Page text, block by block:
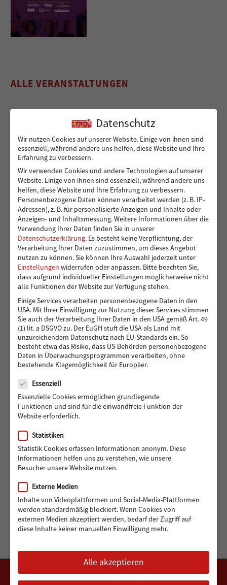
ALLE VERANSTALTUNGEN
Sicher von A nach B für Peshmarga und Shvan
Ein sicherer Ort für Kinder, die viel zu früh
Verantwortung übernehmen – 14.000 Euro für die
Kindergruppen der Vereinigung Pestalozzi
Toben und Spielen: Bewegungsraum für die Kita
Eddelbüttelstraße in Harburg
Vier Reifen für eine bessere Zukunft: Ein neues Auto
für Muhsin und seine Familie
488 Euro gedreht für den guten Zweck: Radisson Blu
Hotel Hamburg unterstützt Hörer helfen Kindern
ARCHIV
Archiv
Monat auswählen
Datenschutz
Wir nutzen Cookies auf unserer Website. Einige von ihnen sind
essenziell, während andere uns helfen, diese Website und Ihre
Erfahrung zu verbessern.
Wir verwenden Cookies und andere Technologien auf unserer
Website. Einige von ihnen sind essenziell, während andere uns
helfen, diese Website und Ihre Erfahrung zu verbessern.
Personenbezogene Daten können verarbeitet werden (z. B. IP-
Adressen), z. B. für personalisierte Anzeigen und Inhalte oder
Anzeigen- und Inhaltsmessung.Weitere Informationen über die
Verwendung Ihrer Daten finden Sie in unserer
Datenschutzerklärung. Es besteht keine Verpflichtung, der
Verarbeitung Ihrer Daten zuzustimmen, um dieses Angebot
nutzen zu können.Sie können Ihre Auswahl jederzeit unter
Einstellungen widerrufen oder anpassen. Bitte beachten Sie,
dass aufgrund individueller Einstellungen möglicherweise nicht
alle Funktionen der Website zur Verfügung stehen.
Einige Services verarbeiten personenbezogene Daten in den
USA. Mit Ihrer Einwilligung zur Nutzung dieser Services stimmen
Sie auch der Verarbeitung Ihrer Daten in den USA gemäß Art. 49
(1) lit. a DSGVO zu. Der EuGH stuft die USA als Land mit
unzureichendem Datenschutz nach EU-Standards ein. So
besteht etwa das Risiko, dass US-Behörden personenbezogene
Daten in Überwachungsprogrammen verarbeiten, ohne
bestehende Klagemöglichkeit für Europäer.
Essenziell
Essenzielle Cookies ermöglichen grundlegende
Funktionen und sind für die einwandfreie Funktion der
Website erforderlich.
Statistiken
Statistik Cookies erfassen Informationen anonym. Diese
Informationen helfen uns zu verstehen, wie unsere
Besucher unsere Website nutzen.
Externe Medien
Inhalte von Videoplattformen und Social-Media-Plattformen
werden standardmäßig blockiert. Wenn Cookies von
externen Medien akzeptiert werden, bedarf der Zugriff auf
diese Inhalte keiner manuellen Einwilligung mehr.
Alle akzeptieren